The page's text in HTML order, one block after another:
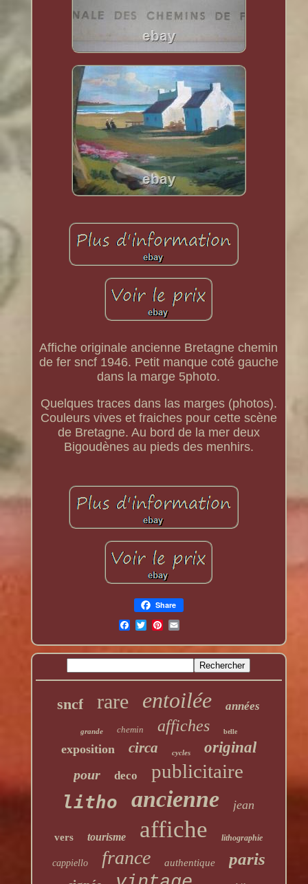
Affiche originale ancienne Bretagne chemin
de fer sncf 1946. Petit manque coté gauche
dans la marge 5photo.
Quelques traces dans las marges (photos).
Couleurs vives et fraiches pour cette scène
de Bretagne. Au bord de la mer deux
Bigoudènes au pieds des menhirs.
Share
sncf rare entoilée années
grande chemin affiches belle
exposition circa cycles original
pour deco publicitaire
litho ancienne jean
vers tourisme affiche lithographie
cappiello france authentique paris